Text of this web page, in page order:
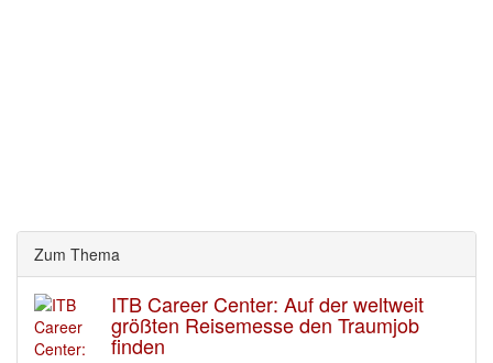
Zum Thema
ITB Career Center: Auf der weltweit
größten Reisemesse den Traumjob
finden